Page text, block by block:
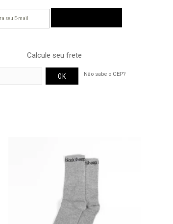
Calcule seu frete
Não sabe o CEP?